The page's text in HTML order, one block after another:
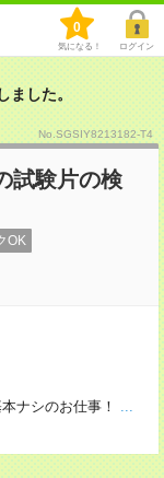
0
気になる！ ログイン
ました。
No.SGSIY8213182-T4
試験片の検
OK
ナシのお仕事！
...